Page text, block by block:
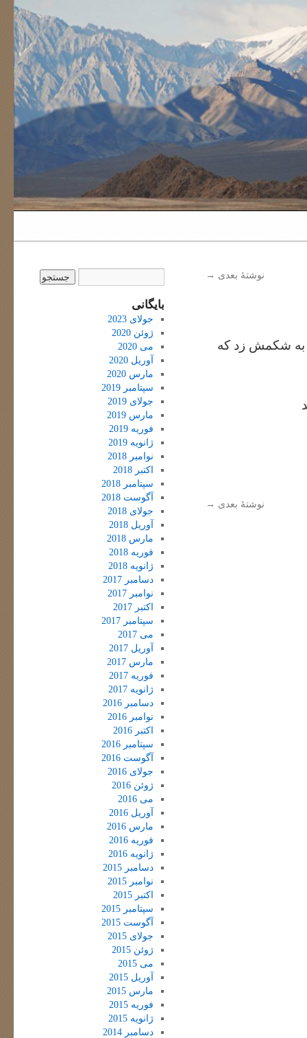
نوشتهٔ بعدی →
به شکمش زد که
نوشتهٔ بعدی →
بایگانی
جولای 2023
ژوئن 2020
می 2020
آوریل 2020
مارس 2020
سپتامبر 2019
جولای 2019
مارس 2019
فوریه 2019
ژانویه 2019
نوامبر 2018
اکتبر 2018
سپتامبر 2018
آگوست 2018
جولای 2018
آوریل 2018
مارس 2018
فوریه 2018
ژانویه 2018
دسامبر 2017
نوامبر 2017
اکتبر 2017
سپتامبر 2017
می 2017
آوریل 2017
مارس 2017
فوریه 2017
ژانویه 2017
دسامبر 2016
نوامبر 2016
اکتبر 2016
سپتامبر 2016
آگوست 2016
جولای 2016
ژوئن 2016
می 2016
آوریل 2016
مارس 2016
فوریه 2016
ژانویه 2016
دسامبر 2015
نوامبر 2015
اکتبر 2015
سپتامبر 2015
آگوست 2015
جولای 2015
ژوئن 2015
می 2015
آوریل 2015
مارس 2015
فوریه 2015
ژانویه 2015
دسامبر 2014